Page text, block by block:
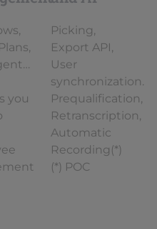
you
Picking,
Export API,
User
synchronization.
Prequalification,
Retranscription,
Automatic
Recording(*)
(*) POC